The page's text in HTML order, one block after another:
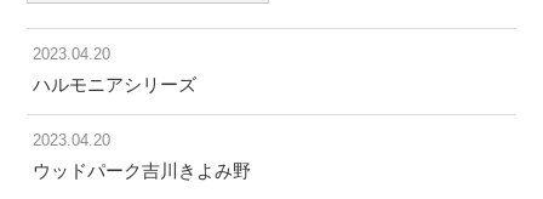
ア
ー
カ
イ
ブ:
2023.04.20
ハルモニアシリーズ
2023.04.20
ウッドパーク吉川きよみ野